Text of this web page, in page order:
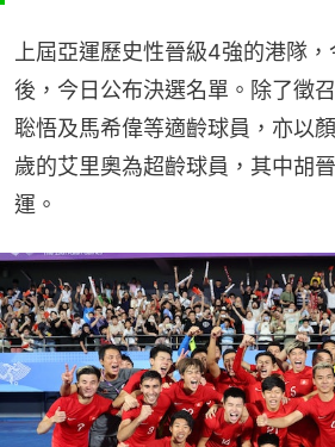
上屆亞運歷史性晉級4強的港隊
後，今日公布決選名單。除了徵
聡悟及馬希偉等適齡球員，亦以
歲的艾里奧為超齡球員，其中胡
運。